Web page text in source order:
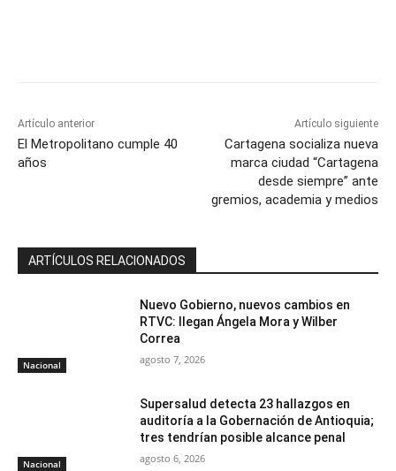
Artículo anterior
El Metropolitano cumple 40
años
Artículo siguiente
Cartagena socializa nueva
marca ciudad “Cartagena
desde siempre” ante
gremios, academia y medios
ARTÍCULOS RELACIONADOS
Nacional
Nuevo Gobierno, nuevos cambios en
RTVC: llegan Ángela Mora y Wilber
Correa
agosto 7, 2026
Nacional
Supersalud detecta 23 hallazgos en
auditoría a la Gobernación de Antioquia;
tres tendrían posible alcance penal
agosto 6, 2026